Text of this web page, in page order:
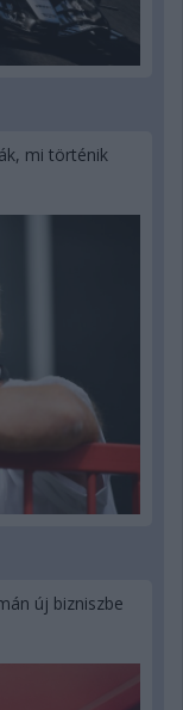
mi történik
új bizniszbe